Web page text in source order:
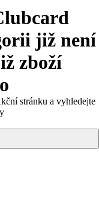
již není
zboží
stránku a vyhledejte